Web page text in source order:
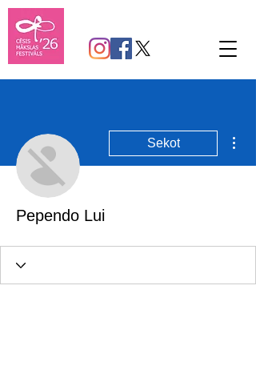
Sekot
Pependo Lui